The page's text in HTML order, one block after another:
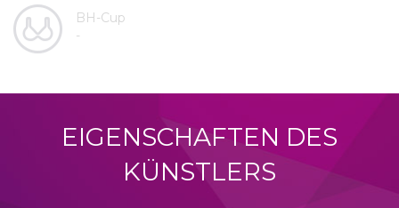
BH-Cup
-
EIGENSCHAFTEN DES
KÜNSTLERS